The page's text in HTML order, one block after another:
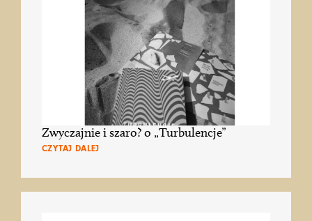
Zwyczajnie i szaro? o „Turbulencje”
CZYTAJ DALEJ